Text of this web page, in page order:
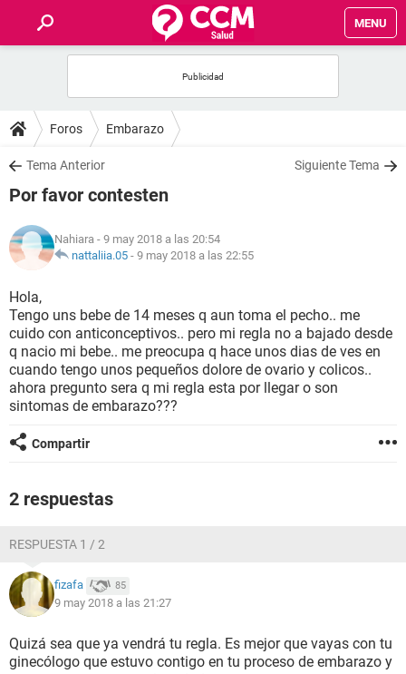
MENU
FOROS
SALUD
NUTRICIÓN
BIENESTAR
SEXUALIDAD
GLOSARIO
Foros Embarazo
Tema Anterior Siguiente Tema
Por favor contesten
Nahiara - 9 may 2018 a las 20:54
nattaliia.05 - 9 may 2018 a las 22:55
Hola,
Tengo uns bebe de 14 meses q aun toma el pecho.. me
cuido con anticonceptivos.. pero mi regla no a bajado desde
q nacio mi bebe.. me preocupa q hace unos dias de ves en
cuando tengo unos pequeños dolore de ovario y colicos..
ahora pregunto sera q mi regla esta por llegar o son
sintomas de embarazo???
Compartir
2 respuestas
RESPUESTA 1 / 2
fizafa 85
9 may 2018 a las 21:27
Quizá sea que ya vendrá tu regla. Es mejor que vayas con tu
ginecólogo que estuvo contigo en tu proceso de embarazo y